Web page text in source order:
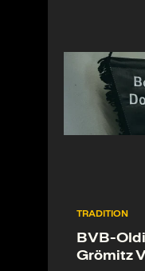
TRADITION
BVB-
Grömitz